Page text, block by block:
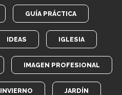
GUÍA PRÁCTICA
IDEAS IGLESIA
IMAGEN PROFESIONAL
INVIERNO JARDÍN